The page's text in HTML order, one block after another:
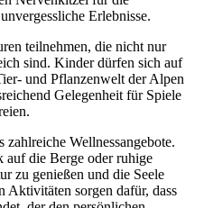
Erlebnisse.
teilnehmen, die nicht nur
sind. Kinder dürfen sich auf
und Pflanzenwelt der Alpen
Gelegenheit für Spiele
zahlreiche Wellnessangebote.
auf die Berge oder ruhige
zu genießen und die Seele
Aktivitäten sorgen dafür, dass